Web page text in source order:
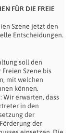
FÜR DIE FREIE
Szene jetzt den
Entscheidungen.
soll den
Szene bis
mit welchen
können.
Wir erwarten, dass
in den
der
der